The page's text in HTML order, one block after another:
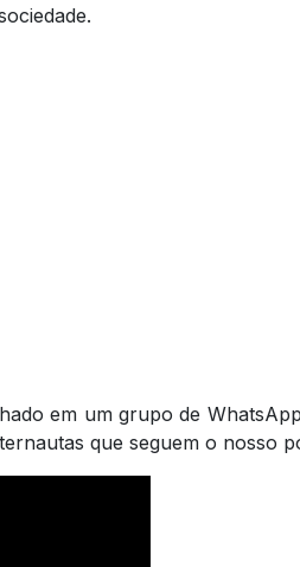
em um grupo de
que seguem o nosso